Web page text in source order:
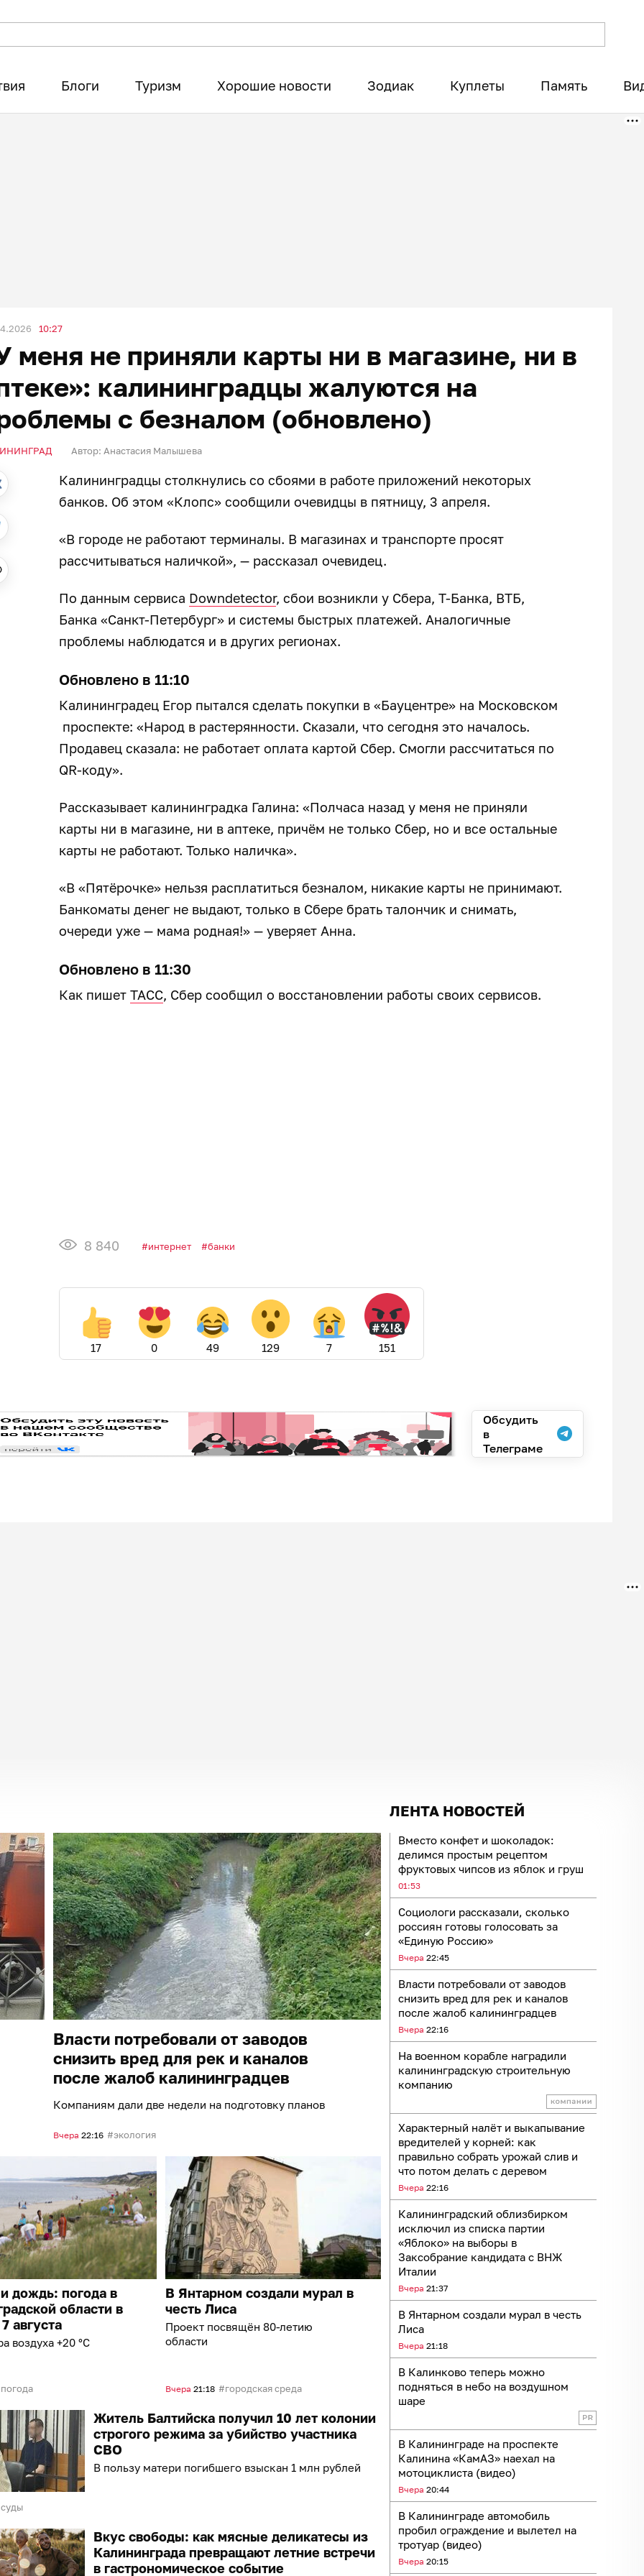
Блоги Туризм Хорошие новости Зодиак Куплеты Память
10:27
меня не приняли карты ни в магазине, ни в
калининградцы жалуются на
с безналом (обновлено)
Автор: Анастасия Малышева
Калининградцы столкнулись со сбоями в работе приложений некоторых
банков. Об этом «Клопс» сообщили очевидцы в пятницу, 3 апреля.
«В городе не работают терминалы. В магазинах и транспорте просят
рассчитываться наличкой», — рассказал очевидец.
По данным сервиса Downdetector, сбои возникли у Сбера, Т-Банка, ВТБ,
Банка «Санкт-Петербург» и системы быстрых платежей. Аналогичные
проблемы наблюдатся и в других регионах.
Обновлено в 11:10
Калининградец Егор пытался сделать покупки в «Бауцентре» на Московском
проспекте: «Народ в растерянности. Сказали, что сегодня это началось.
Продавец сказала: не работает оплата картой Сбер. Смогли рассчитаться по
QR-коду».
Рассказывает калининградка Галина: «Полчаса назад у меня не приняли
карты ни в магазине, ни в аптеке, причём не только Сбер, но и все остальные
карты не работают. Только наличка».
«В «Пятёрочке» нельзя расплатиться безналом, никакие карты не принимают.
Банкоматы денег не выдают, только в Сбере брать талончик и снимать,
очереди уже — мама родная!» — уверяет Анна.
Обновлено в 11:30
Как пишет ТАСС, Сбер сообщил о восстановлении работы своих сервисов.
8 840 интернет банки
17 0 49 129 7 151
Обсудить
в
Телеграме
ЛЕНТА НОВОСТЕЙ
Вместо конфет и шоколадок:
делимся простым рецептом
фруктовых чипсов из яблок и груш
01:53
Социологи рассказали, сколько
россиян готовы голосовать за
«Единую Россию»
Вчера 22:45
Власти потребовали от заводов
снизить вред для рек и каналов
после жалоб калининградцев
Вчера 22:16
На военном корабле наградили
калининградскую строительную
компанию
Характерный налёт и выкапывание
вредителей у корней: как
правильно собрать урожай слив и
что потом делать с деревом
Вчера 22:16
Калининградский облизбирком
исключил из списка партии
«Яблоко» на выборы в
Заксобрание кандидата с ВНЖ
Италии
Вчера 21:37
В Янтарном создали мурал в честь
Лиса
Вчера 21:18
В Калинково теперь можно
подняться в небо на воздушном
шаре
В Калининграде на проспекте
Калинина «КамАЗ» наехал на
мотоциклиста (видео)
Вчера 20:44
В Калининграде автомобиль
пробил ограждение и вылетел на
тротуар (видео)
Вчера 20:15
Власти потребовали от заводов
снизить вред для рек и каналов
после жалоб калининградцев
Компаниям дали две недели на подготовку планов
Вчера 22:16 экология
дождь: погода в
области в
августа
воздуха +20 °C
погода
В Янтарном создали мурал в
честь Лиса
Проект посвящён 80-летию
области
Вчера 21:18 городская среда
Житель Балтийска получил 10 лет колонии
строгого режима за убийство участника
СВО
В пользу матери погибшего взыскан 1 млн рублей
суды
Вкус свободы: как мясные деликатесы из
Калининграда превращают летние встречи
в гастрономическое событие